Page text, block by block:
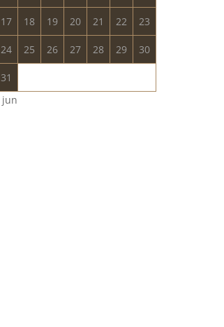
17 18 19 20 21 22 23
24 25 26 27 28 29 30
31
jun